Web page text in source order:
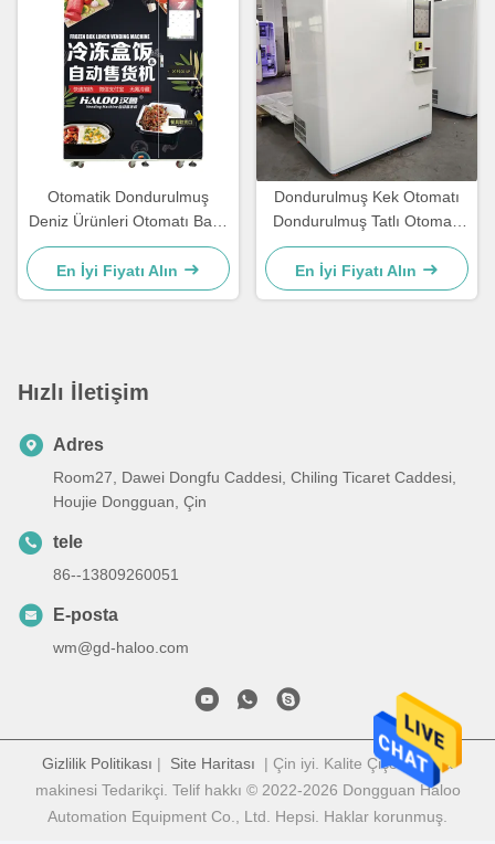
Otomatik Dondurulmuş
Deniz Ürünleri Otomatı Balık
Tutma Yemi Kutusu Otomatı
En İyi Fiyatı Alın
Dondurulmuş Kek Otomatı
Dondurulmuş Tatlı Otomatı
Dondurulmuş Kurabiye
Otomatı
En İyi Fiyatı Alın
Hızlı İletişim
Adres
Room27, Dawei Dongfu Caddesi, Chiling Ticaret Caddesi,
Houjie Dongguan, Çin
tele
86--13809260051
E-posta
wm@gd-haloo.com
Gizlilik Politikası | Site Haritası | Çin iyi. Kalite Çiçek satma
makinesi Tedarikçi. Telif hakkı © 2022-2026 Dongguan Haloo
Automation Equipment Co., Ltd. Hepsi. Haklar korunmuş.